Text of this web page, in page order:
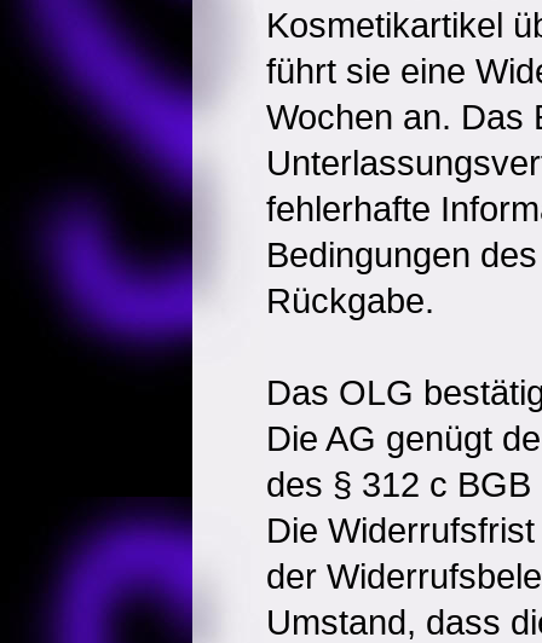
Kosmetikartikel
führt sie eine
Wochen an. Das
fehlerhafte
Bedingungen
Rückgabe.
Das OLG
Die AG genügt
des § 312 c
Die
der
Umstand, dass